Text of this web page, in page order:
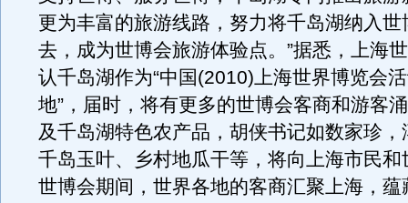
更为丰富的旅游线路，努力将千岛湖纳入世
去，成为世博会旅游体验点。”据悉，上海
认千岛湖作为“中国(2010)上海世界博览会
地”，届时，将有更多的世博会客商和游客
及千岛湖特色农产品，胡侠书记如数家珍，
千岛玉叶、乡村地瓜干等，将向上海市民和
世博会期间，世界各地的客商汇聚上海，蕴